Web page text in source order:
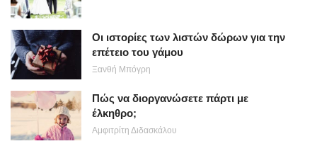
Οι ιστορίες των λιστών δώρων για την
επέτειο του γάμου
Ξανθή Μπόγρη
Πώς να διοργανώσετε πάρτι με
έλκηθρο;
Αμφιτρίτη Διδασκάλου